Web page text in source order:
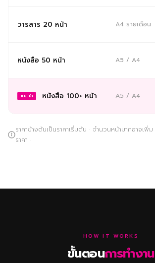
วารสาร 20 หน้า A4 รายเดือน
หนังสือ 50 หน้า A5 / A4
แนะนำ หนังสือ 100+ หน้า A5 / A4
ราคาข้างต้นเป็นราคาเริ่มต้น · จำนวนหน้ามากอาจเพิ่ม
ราคา ·
HOW IT WORKS
ขั้นตอนการทำงาน